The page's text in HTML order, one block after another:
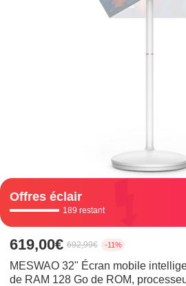
Offres éclair
189 restant
619,00€ 692,99€ -11%
MESWAO 32" Écran mobile
de RAM 128 Go de ROM,